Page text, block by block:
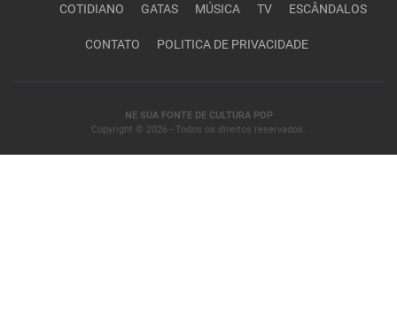
COTIDIANO GATAS MÚSICA TV ESCÂNDALOS
CONTATO POLITICA DE PRIVACIDADE
NE SUA FONTE DE CULTURA POP
Copyright © 2026 - Todos os direitos reservados.